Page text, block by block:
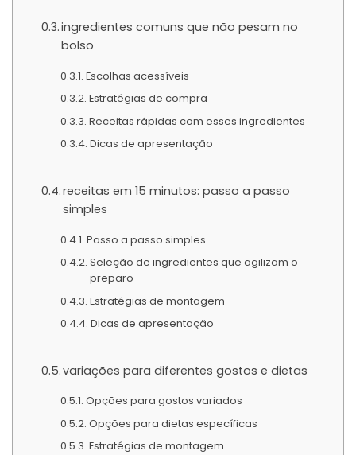
ingredientes comuns que não pesam no
bolso
Escolhas acessíveis
Estratégias de compra
Receitas rápidas com esses ingredientes
Dicas de apresentação
receitas em 15 minutos: passo a passo
simples
Passo a passo simples
Seleção de ingredientes que agilizam o
preparo
Estratégias de montagem
Dicas de apresentação
variações para diferentes gostos e dietas
Opções para gostos variados
Opções para dietas específicas
Estratégias de montagem